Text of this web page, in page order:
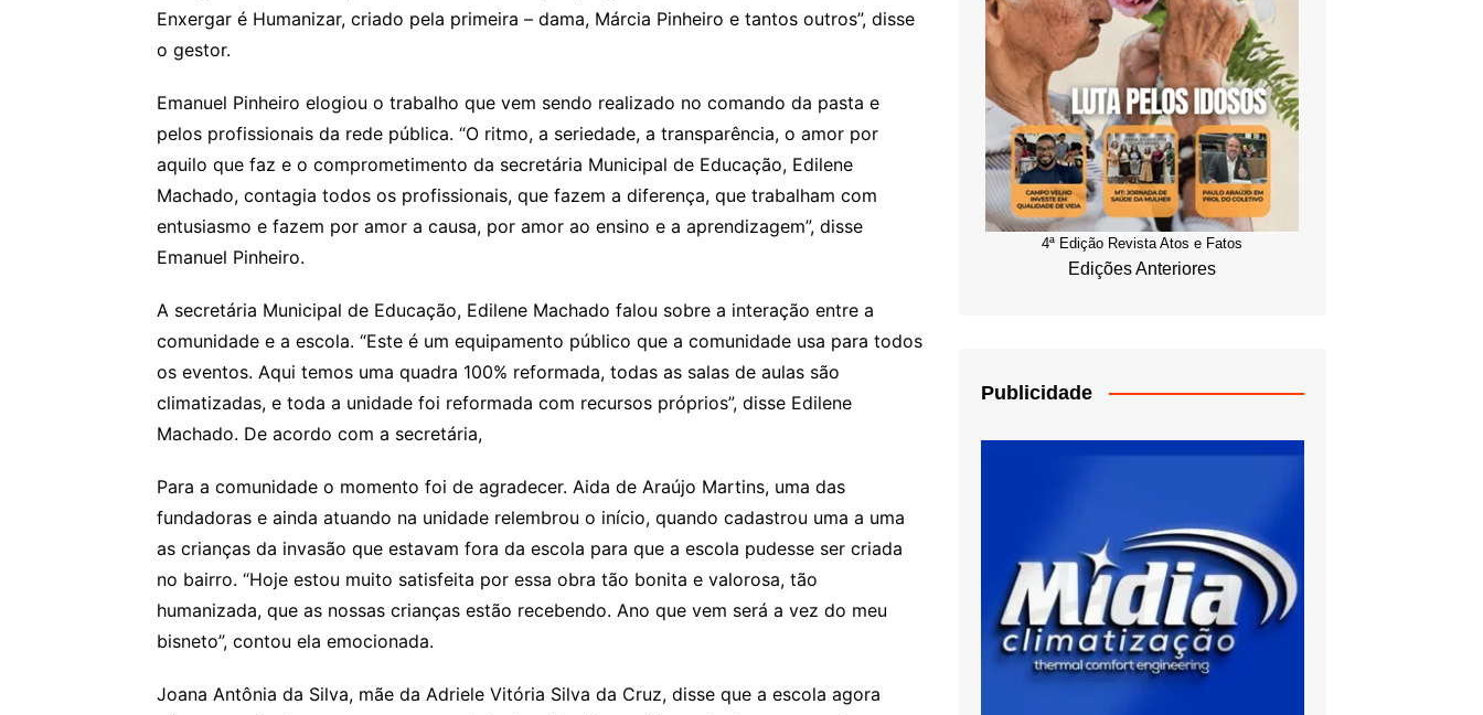
Enxergar é Humanizar, criado pela primeira – dama, Márcia Pinheiro e tantos outros”, disse
o gestor.
Emanuel Pinheiro elogiou o trabalho que vem sendo realizado no comando da pasta e
pelos profissionais da rede pública. “O ritmo, a seriedade, a transparência, o amor por
aquilo que faz e o comprometimento da secretária Municipal de Educação, Edilene
Machado, contagia todos os profissionais, que fazem a diferença, que trabalham com
entusiasmo e fazem por amor a causa, por amor ao ensino e a aprendizagem”, disse
Emanuel Pinheiro.
A secretária Municipal de Educação, Edilene Machado falou sobre a interação entre a
comunidade e a escola. “Este é um equipamento público que a comunidade usa para todos
os eventos. Aqui temos uma quadra 100% reformada, todas as salas de aulas são
climatizadas, e toda a unidade foi reformada com recursos próprios”, disse Edilene
Machado. De acordo com a secretária,
Para a comunidade o momento foi de agradecer. Aida de Araújo Martins, uma das
fundadoras e ainda atuando na unidade relembrou o início, quando cadastrou uma a uma
as crianças da invasão que estavam fora da escola para que a escola pudesse ser criada
no bairro. “Hoje estou muito satisfeita por essa obra tão bonita e valorosa, tão
humanizada, que as nossas crianças estão recebendo. Ano que vem será a vez do meu
bisneto”, contou ela emocionada.
Joana Antônia da Silva, mãe da Adriele Vitória Silva da Cruz, disse que a escola agora
4ª Edição Revista Atos e Fatos
Edições Anteriores
Publicidade